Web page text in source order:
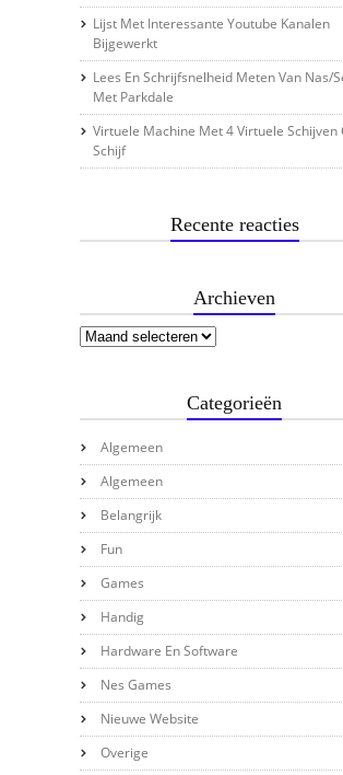
Lijst Met Interessante Youtube Kanalen
Bijgewerkt
Lees En Schrijfsnelheid Meten Van Nas/
Met Parkdale
Virtuele Machine Met 4 Virtuele Schijven
Schijf
Recente reacties
Archieven
Categorieën
Algemeen
Algemeen
Belangrijk
Fun
Games
Handig
Hardware En Software
Nes Games
Nieuwe Website
Overige